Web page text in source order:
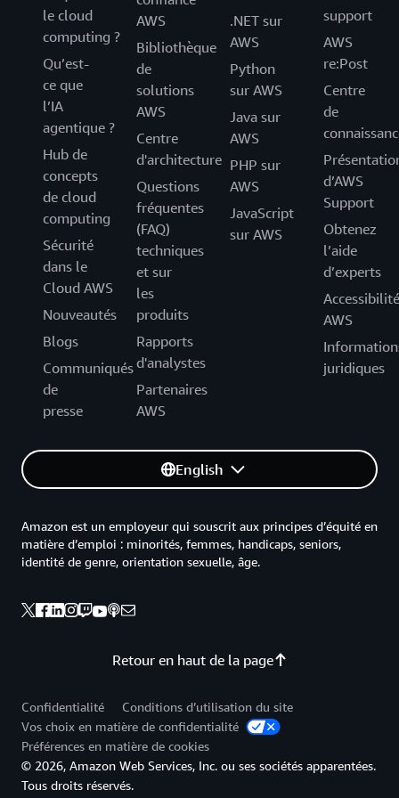
le cloud
computing ?
Qu’est-
ce que
l’IA
agentique ?
Hub de
concepts
de cloud
computing
Sécurité
dans le
Cloud AWS
Nouveautés
Blogs
Communiqués
de
presse
AWS
Bibliothèque
de
solutions
AWS
Centre
d'architecture
Questions
fréquentes
(FAQ)
techniques
et sur
les
produits
Rapports
d'analystes
Partenaires
AWS
.NET sur
AWS
Python
sur AWS
Java sur
AWS
PHP sur
AWS
JavaScript
sur AWS
support
AWS
re:Post
Centre
de
d’AWS
Support
Obtenez
l’aide
d’experts
Accessibilité
AWS
juridiques
English
Retour en haut de la page
Amazon est un employeur qui souscrit aux principes d’équité en
matière d’emploi : minorités, femmes, handicaps, seniors,
identité de genre, orientation sexuelle, âge.
Confidentialité
Conditions d’utilisation du site
Vos choix en matière de confidentialité
Préférences en matière de cookies
© 2026, Amazon Web Services, Inc. ou ses sociétés apparentées.
Tous droits réservés.